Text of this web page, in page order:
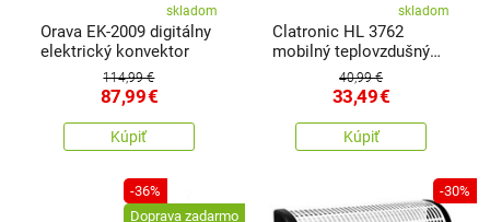
skladom
Orava EK-2009 digitálny
elektrický konvektor
114,99 €
87,99€
Kúpiť
skladom
Clatronic HL 3762
mobilný teplovzdušný
40,99 €
33,49€
Kúpiť
-36%
Doprava zadarmo
-30%